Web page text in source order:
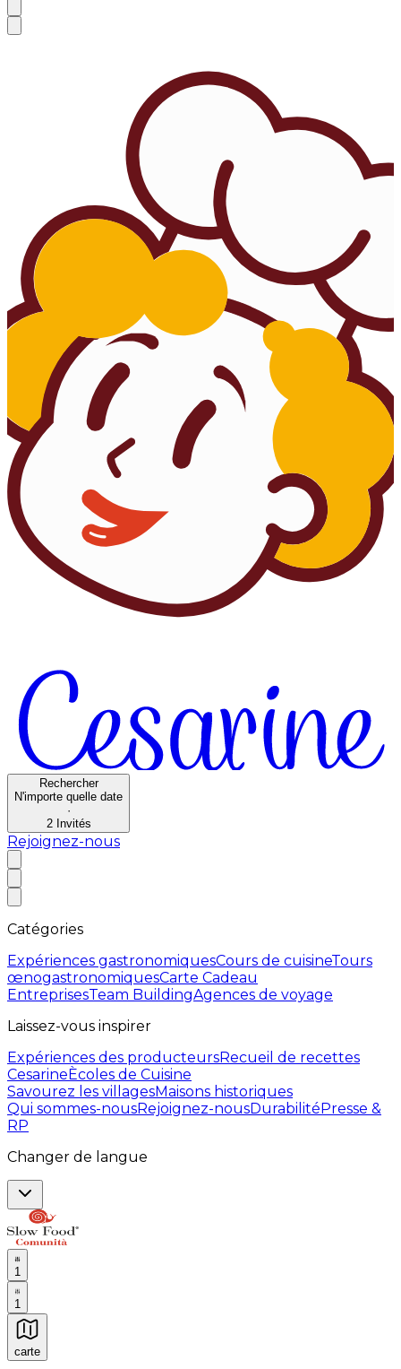
Rechercher
N'importe quelle date
·
2 Invités
Rejoignez-nous
Catégories
Expériences gastronomiquesCours de cuisineTours
œnogastronomiquesCarte Cadeau
EntreprisesTeam BuildingAgences de voyage
Laissez-vous inspirer
Expériences des producteursRecueil de recettes
CesarineÈcoles de Cuisine
Savourez les villagesMaisons historiques
Qui sommes-nousRejoignez-nousDurabilitéPresse &
RP
Changer de langue
1
1
carte